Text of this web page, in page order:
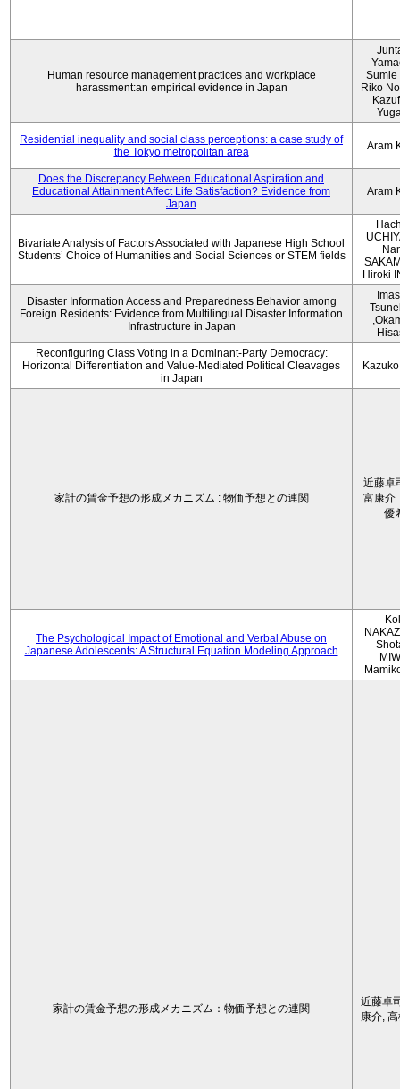
Human resource management practices and workplace
harassment:an empirical evidence in Japan
Sumie
Riko
Residential inequality and social class perceptions: a case study of
the Tokyo metropolitan area
Aram
Does the Discrepancy Between Educational Aspiration and
Educational Attainment Affect Life Satisfaction? Evidence from
Japan
Aram
Bivariate Analysis of Factors Associated with Japanese High School
Students’ Choice of Humanities and Social Sciences or STEM fields
Hiroki
Disaster Information Access and Preparedness Behavior among
Foreign Residents: Evidence from Multilingual Disaster Information
Infrastructure in Japan
Reconfiguring Class Voting in a Dominant-Party Democracy:
Horizontal Differentiation and Value-Mediated Political Cleavages
in Japan
家計の賃金予想の形成メカニズム : 物価予想との連関
近藤卓
富康介
優
The Psychological Impact of Emotional and Verbal Abuse on
Japanese Adolescents: A Structural Equation Modeling Approach
家計の賃金予想の形成メカニズム：物価予想との連関
近藤卓
康介,